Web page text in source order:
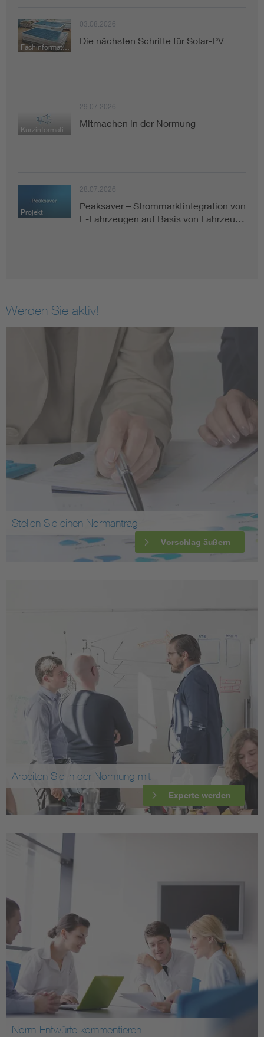
Fachinformation
03.08.2026
Die nächsten Schritte für Solar-PV
29.07.2026
Mitmachen in der Normung
Projekt
28.07.2026
Peaksaver – Strommarktintegration von
E-Fahrzeugen auf Basis von Fahrzeu…
Werden Sie aktiv!
Stellen Sie einen Normantrag
Vorschlag äußern
Arbeiten Sie in der Normung mit
Experte werden
Norm-Entwürfe kommentieren